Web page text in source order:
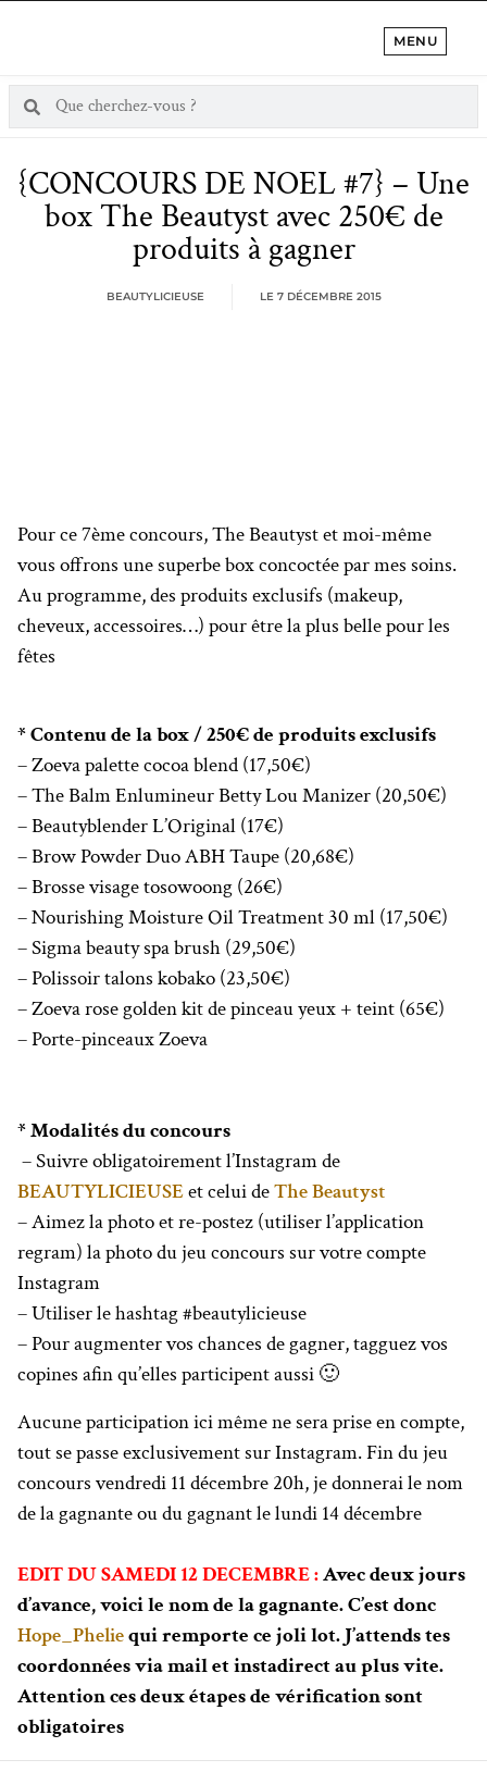
MENU
{CONCOURS DE NOEL #7} – Une
box The Beautyst avec 250€ de
produits à gagner
BEAUTYLICIEUSE LE 7 DÉCEMBRE 2015
Pour ce 7ème concours, The Beautyst et moi-même
vous offrons une superbe box concoctée par mes soins.
Au programme, des produits exclusifs (makeup,
cheveux, accessoires…) pour être la plus belle pour les
fêtes
* Contenu de la box / 250€ de produits exclusifs
– Zoeva palette cocoa blend (17,50€)
– The Balm Enlumineur Betty Lou Manizer (20,50€)
– Beautyblender L’Original (17€)
– Brow Powder Duo ABH Taupe (20,68€)
– Brosse visage tosowoong (26€)
– Nourishing Moisture Oil Treatment 30 ml (17,50€)
– Sigma beauty spa brush (29,50€)
– Polissoir talons kobako (23,50€)
– Zoeva rose golden kit de pinceau yeux + teint (65€)
– Porte-pinceaux Zoeva
* Modalités du concours
– Suivre obligatoirement l’Instagram de
BEAUTYLICIEUSEet celui deThe Beautyst
– Aimez la photo et re-postez (utiliser l’application
regram) la photo du jeu concours sur votre compte
Instagram
– Utiliser le hashtag #beautylicieuse
– Pour augmenter vos chances de gagner, tagguez vos
copines afin qu’elles participent aussi 🙂
Aucune participation ici même ne sera prise en compte,
tout se passe exclusivement sur Instagram. Fin du jeu
concours vendredi 11 décembre 20h, je donnerai le nom
de la gagnante ou du gagnant le lundi 14 décembre
EDIT DU SAMEDI 12 DECEMBRE :Avec deux jours
d’avance, voici le nom de la gagnante. C’est donc
Hope_Pheliequi remporte ce joli lot. J’attends tes
coordonnées via mail et instadirect au plus vite.
Attention ces deux étapes de vérification sont
obligatoires